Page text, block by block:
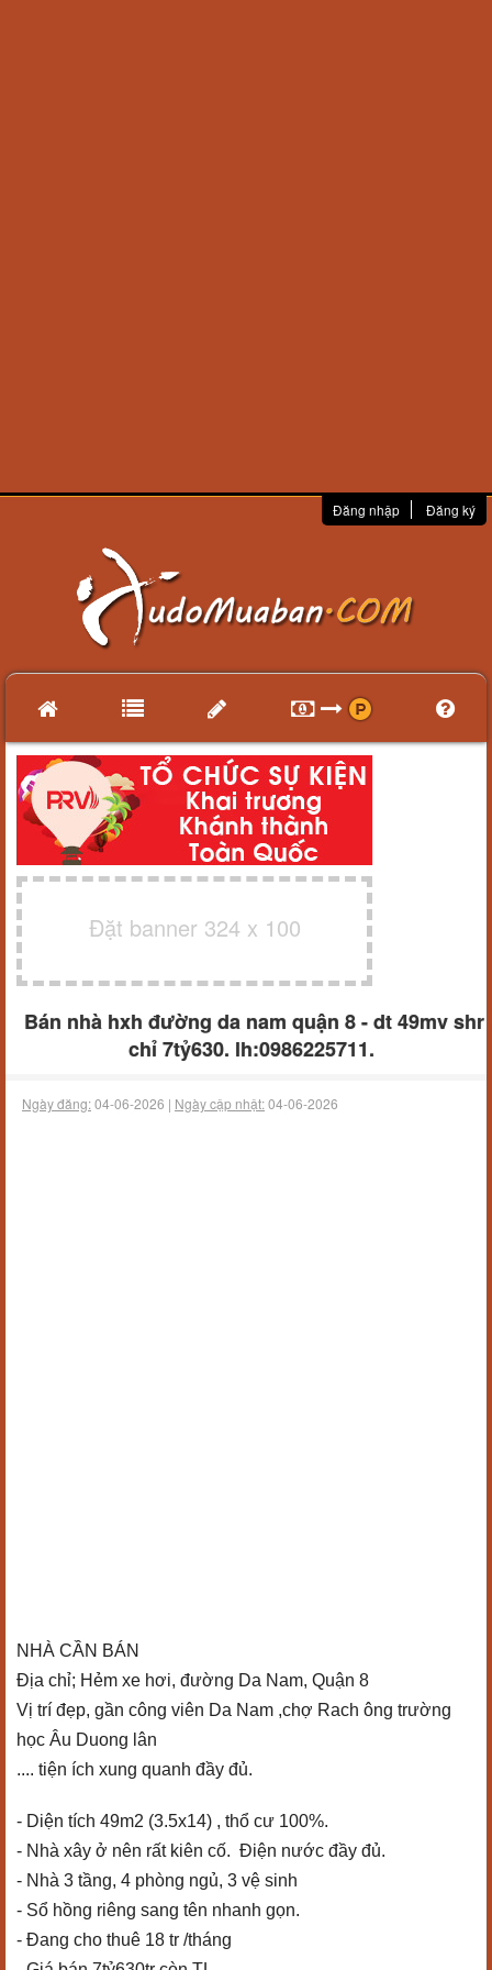
Đăng nhập Đăng ký
Đặt banner 324 x 100
Bán nhà hxh đường da nam quận 8 - dt 49mv shr
chỉ 7tỷ630. lh:0986225711.
Ngày đăng:04-06-2026 | Ngày cập nhật:04-06-2026
NHÀ CẦN BÁN
Địa chỉ; Hẻm xe hơi, đường Da Nam, Quận 8
Vị trí đẹp, gần công viên Da Nam ,chợ Rach ông trường
học Âu Duong lân
.... tiện ích xung quanh đầy đủ.
- Diện tích 49m2 (3.5x14) , thổ cư 100%.
- Nhà xây ở nên rất kiên cố. Điện nước đầy đủ.
- Nhà 3 tầng, 4 phòng ngủ, 3 vệ sinh
- Sổ hồng riêng sang tên nhanh gọn.
- Đang cho thuê 18 tr /tháng